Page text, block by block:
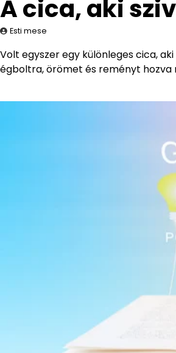
A cica, aki
Esti mese
Volt egyszer egy különleges cica,
égboltra, örömet és reményt hozva